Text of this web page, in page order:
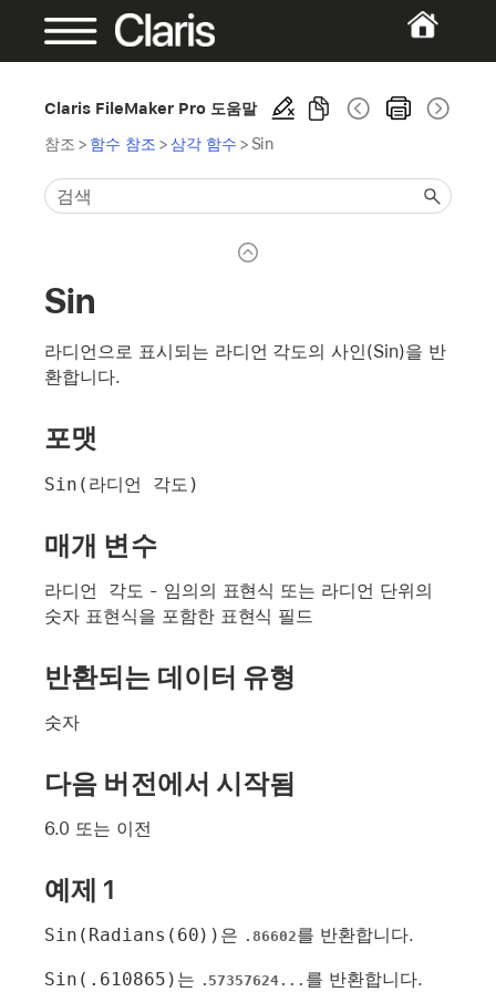
Claris FileMaker Pro 도움말
참조 > 함수 참조 >삼각 함수 > Sin
Sin
라디언으로 표시되는 라디언 각도의 사인(Sin)을 반
환합니다.
포맷
Sin(라디언 각도)
매개 변수
라디언 각도 - 임의의 표현식 또는 라디언 단위의
숫자 표현식을 포함한 표현식 필드
반환되는 데이터 유형
숫자
다음 버전에서 시작됨
6.0 또는 이전
예제 1
Sin(Radians(60)) 은 .86602를 반환합니다.
Sin(.610865) 는 .57357624... 를 반환합니다.